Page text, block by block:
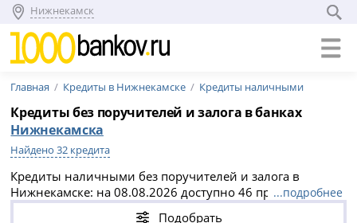
Нижнекамск
Главная Кредиты в Нижнекамске Кредиты наличными
Кредиты без поручителей и залога в банках
Нижнекамска
Найдено 32 кредита
Кредиты наличными без поручителей и залога в
Нижнекамске: на 08.08.2026 доступно 46 предложений с
мгновенным решением, суммами до 1 500 000 000
...подробнее
Подобрать